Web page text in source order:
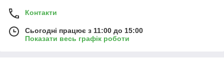
Контакти
Сьогодні працює з 11:00 до 15:00
Показати весь графік роботи